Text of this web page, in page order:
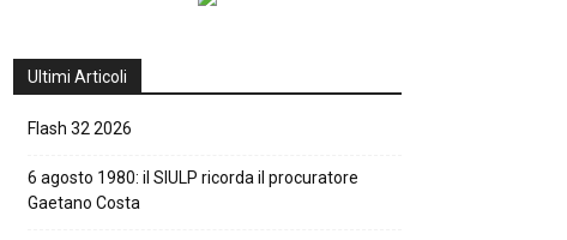
Ultimi Articoli
Flash 32 2026
6 agosto 1980: il SIULP ricorda il procuratore
Gaetano Costa